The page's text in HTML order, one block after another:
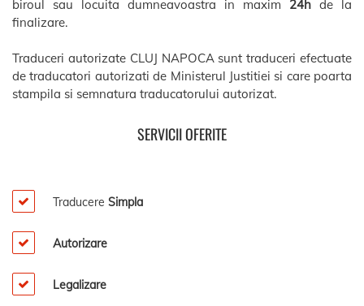
biroul sau locuita dumneavoastra in maxim 24h de la
finalizare.
Traduceri autorizate CLUJ NAPOCA sunt traduceri efectuate
de traducatori autorizati de Ministerul Justitiei si care poarta
stampila si semnatura traducatorului autorizat.
SERVICII OFERITE
Traducere Simpla
Autorizare
Legalizare